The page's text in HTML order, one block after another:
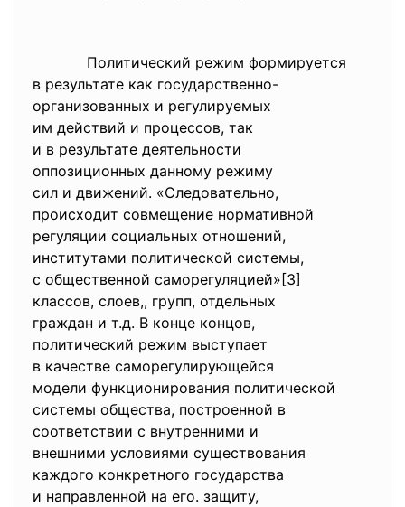
Политический режим формируется
в результате как государственно-
организованных и регулируемых
им действий и процессов, так
и в результате деятельности
оппозиционных данному режиму
сил и движений. «Следовательно,
происходит совмещение нормативной
регуляции социальных отношений,
институтами политической системы,
с общественной саморегуляцией» [3]
классов, слоев,, групп, отдельных
граждан и т.д. В конце концов,
политический режим выступает
в качестве саморегулирующейся
модели функционирования политической
системы общества, построенной в
соответствии с внутренними и
внешними условиями существования
каждого конкретного государства
и направленной на его. защиту,